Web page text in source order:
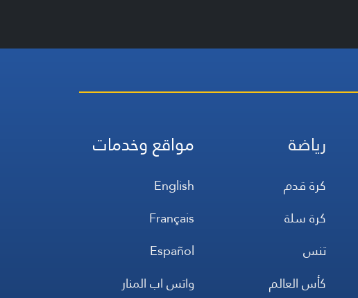
رياضة
كرة قدم
كرة سلة
تنس
كأس العالم
مواقع وخدمات
English
Français
Español
واتس اب المنار